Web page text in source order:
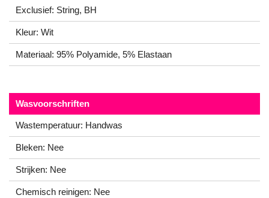
Exclusief: String, BH
Kleur: Wit
Materiaal: 95% Polyamide, 5% Elastaan
Wasvoorschriften
Wastemperatuur: Handwas
Bleken: Nee
Strijken: Nee
Chemisch reinigen: Nee